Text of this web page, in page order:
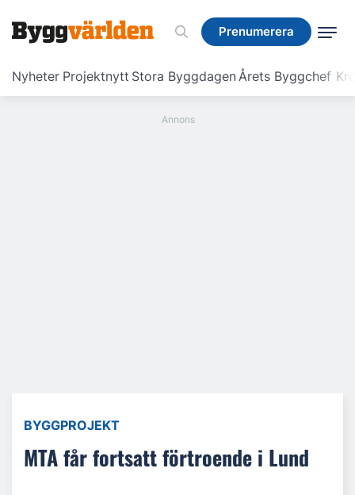
Prenumerera
Nyheter Projektnytt Stora ByggdagenÅrets Byggchef
Prenumerera
BYGGPROJEKT
MTA får fortsatt förtroende i Lund